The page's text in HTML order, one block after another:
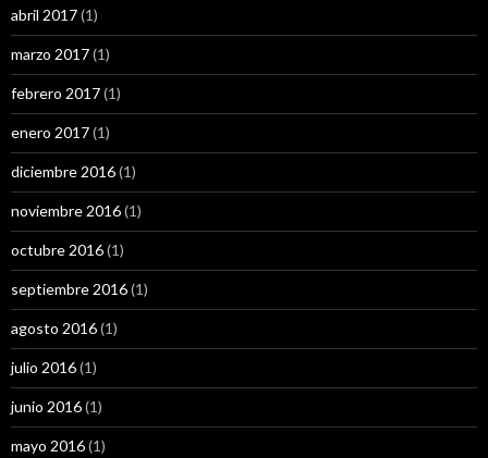
abril 2017(1)
marzo 2017(1)
febrero 2017(1)
enero 2017(1)
diciembre 2016(1)
noviembre 2016(1)
octubre 2016(1)
septiembre 2016(1)
agosto 2016(1)
julio 2016(1)
junio 2016(1)
mayo 2016(1)